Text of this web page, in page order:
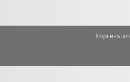
Impressum